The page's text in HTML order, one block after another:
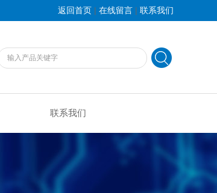
返回首页 | 在线留言 | 联系我们
联系我们